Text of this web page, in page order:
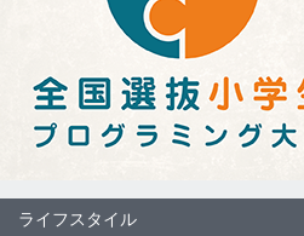
ライフスタイル